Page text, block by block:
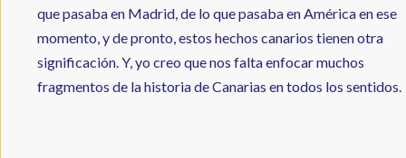
que pasaba en Madrid, de lo que pasaba en América en ese
momento, y de pronto, estos hechos canarios tienen otra
significación. Y, yo creo que nos falta enfocar muchos
fragmentos de la historia de Canarias en todos los sentidos.